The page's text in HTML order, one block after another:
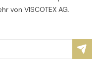
von VISCOTEX AG.